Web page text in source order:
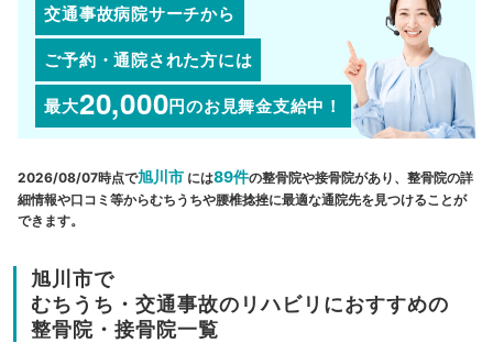
交通事故病院サーチから
ご予約・通院された方には
最大20,000円のお見舞金支給中！
2026/08/07時点で旭川市 には89件の整骨院や接骨院があり、整骨院の詳
細情報や口コミ等からむちうちや腰椎捻挫に最適な通院先を見つけることが
できます。
旭川市で
むちうち・交通事故のリハビリにおすすめの
整骨院・接骨院一覧